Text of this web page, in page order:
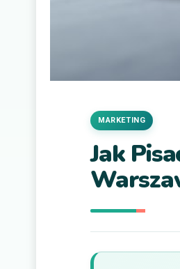
Jak
MARKETING